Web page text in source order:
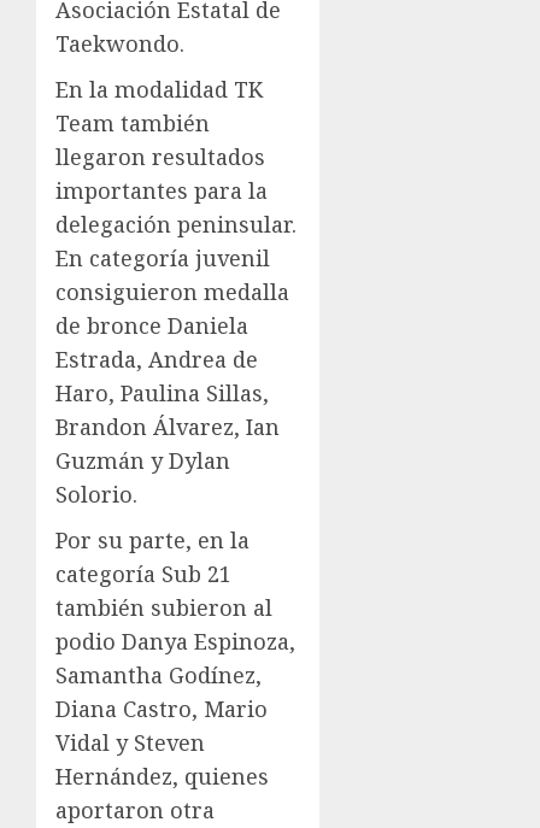
Asociación Estatal de
Taekwondo.
En la modalidad TK
Team también
llegaron resultados
importantes para la
delegación peninsular.
En categoría juvenil
consiguieron medalla
de bronce Daniela
Estrada, Andrea de
Haro, Paulina Sillas,
Brandon Álvarez, Ian
Guzmán y Dylan
Solorio.
Por su parte, en la
categoría Sub 21
también subieron al
podio Danya Espinoza,
Samantha Godínez,
Diana Castro, Mario
Vidal y Steven
Hernández, quienes
aportaron otra